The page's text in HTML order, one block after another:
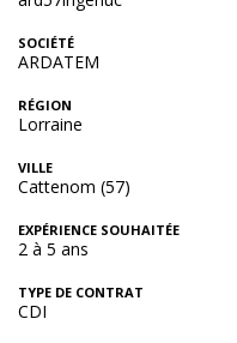
SOCIÉTÉ
ARDATEM
RÉGION
Lorraine
VILLE
Cattenom (57)
EXPÉRIENCE SOUHAITÉE
2 à 5 ans
TYPE DE CONTRAT
CDI